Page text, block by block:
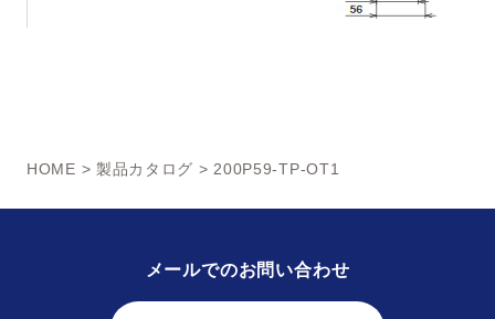
HOME > 製品カタログ > 200P59-TP-OT1
メールでのお問い合わせ